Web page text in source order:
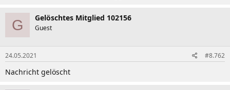
G Gelöschtes Mitglied 102156
Guest
24.05.2021 #8.762
Nachricht gelöscht